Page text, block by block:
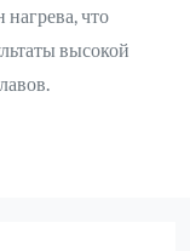
что
высокой